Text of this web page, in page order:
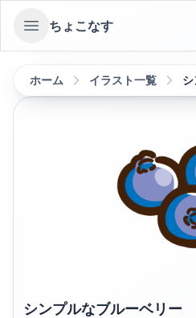
Open sidebar
ちょこなす
ホーム イラスト一覧
シンプルなブルーベリー